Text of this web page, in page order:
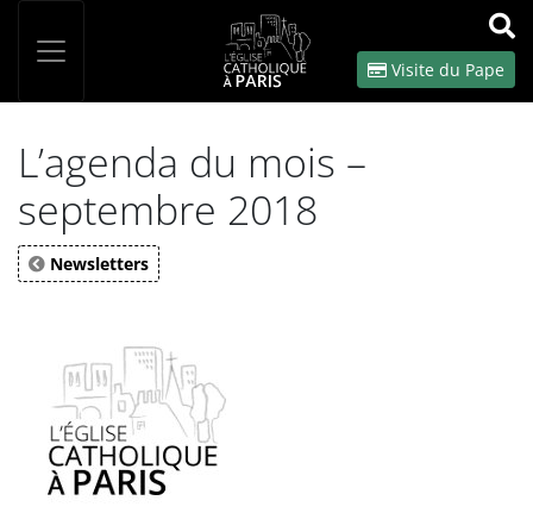
OK
Visite du Pape
L’agenda du mois –
septembre 2018
Newsletters
Panneau de gestion des cookies